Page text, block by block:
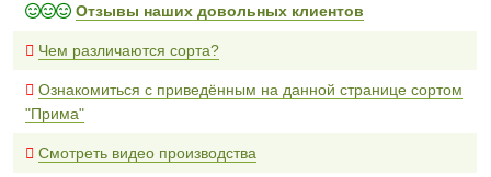
Отзывы наших довольных клиентов
Чем различаются сорта?
Ознакомиться с приведённым на данной странице сортом
"Прима"
Смотреть видео производства